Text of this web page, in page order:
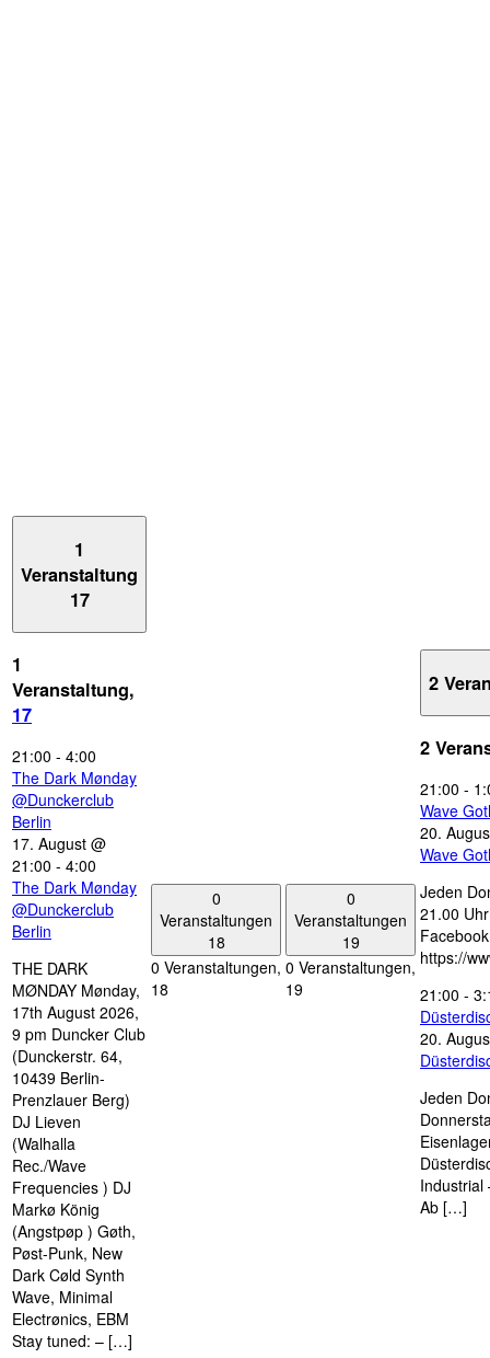
1
Veranstaltung
17
1
Veranstaltung,
17
21:00 - 4:00
The Dark Mønday
@Dunckerclub
Berlin
17. August @
21:00 - 4:00
The Dark Mønday
@Dunckerclub
Berlin
THE DARK
MØNDAY Mønday,
17th August 2026,
9 pm Duncker Club
(Dunckerstr. 64,
10439 Berlin-
Prenzlauer Berg)
DJ Lieven
(Walhalla
Rec./Wave
Frequencies ) DJ
Markø König
(Angstpøp ) Gøth,
Pøst-Punk, New
Dark Cøld Synth
Wave, Minimal
Electrønics, EBM
Stay tuned: – […]
0
Veranstaltungen
18
0 Veranstaltungen,
18
0
Veranstaltungen
19
0 Veranstaltungen,
19
2
2
21:00 -
Wave
20.
Wave
Jeden
21.00
https://
21:00 -
20.
Jeden
Industrial
Ab […]